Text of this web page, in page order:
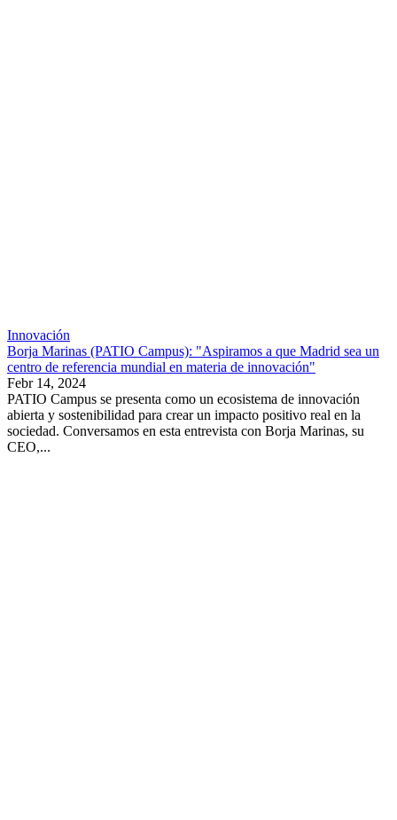
Innovación
Borja Marinas (PATIO Campus): "Aspiramos a que Madrid sea un
centro de referencia mundial en materia de innovación"
Febr 14, 2024
PATIO Campus se presenta como un ecosistema de innovación
abierta y sostenibilidad para crear un impacto positivo real en la
sociedad. Conversamos en esta entrevista con Borja Marinas, su
CEO,...